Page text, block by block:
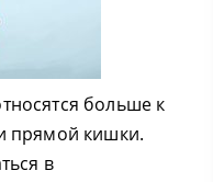
больше к
прямой кишки.
в